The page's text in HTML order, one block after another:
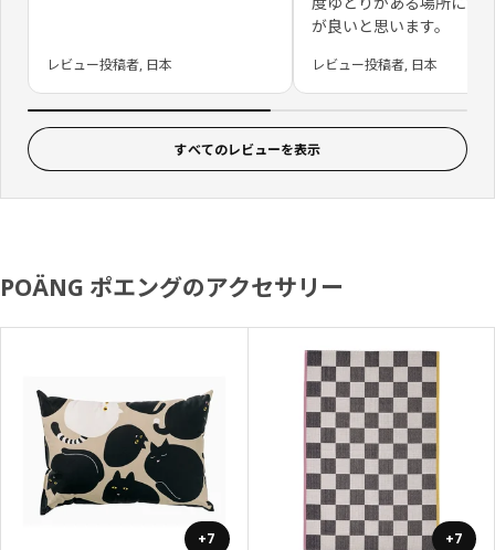
レビュー投稿者, 日本
が良いと思います。
レビュー投稿者, 日本
すべてのレビューを表示
POÄNG ポエングのアクセサリー
+7 +7